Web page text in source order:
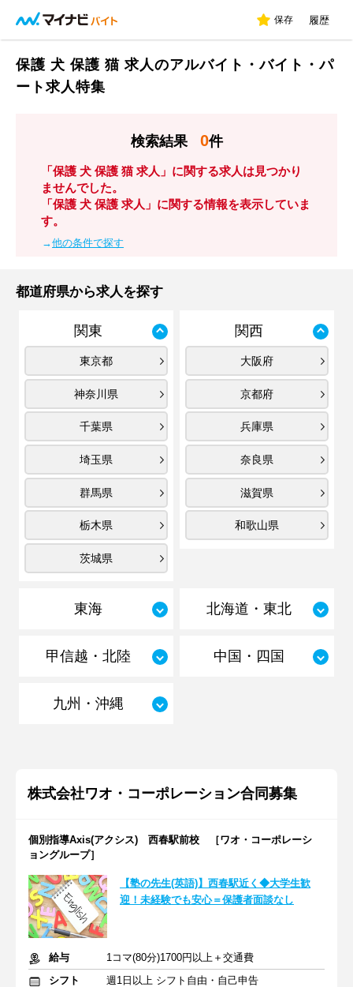
保存 履歴
保護 犬 保護 猫 求人のアルバイト・バイト・パ
ート求人特集
検索結果 0件
「保護 犬 保護 猫 求人」に関する求人は見つかり
ませんでした。
「保護 犬 保護 求人」に関する情報を表示していま
す。
→他の条件で探す
都道府県から求人を探す
関東
東京都
神奈川県
千葉県
埼玉県
群馬県
栃木県
茨城県
関西
大阪府
京都府
兵庫県
奈良県
滋賀県
和歌山県
東海 北海道・東北
甲信越・北陸 中国・四国
九州・沖縄
株式会社ワオ・コーポレーション合同募集
個別指導Axis(アクシス) 西春駅前校 ［ワオ・コーポレーシ
ョングループ］
【塾の先生(英語)】西春駅近く◆大学生歓
迎！未経験でも安心＝保護者面談なし
給与
1コマ(80分)1700円以上＋交通費
シフト
週1日以上 シフト自由・自己申告